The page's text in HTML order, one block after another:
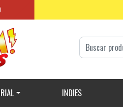
INDIES